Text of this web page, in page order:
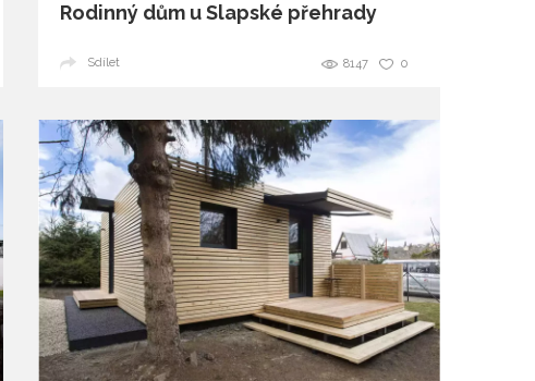
Rodinný dům u Slapské přehrady
0
8147
Sdílet